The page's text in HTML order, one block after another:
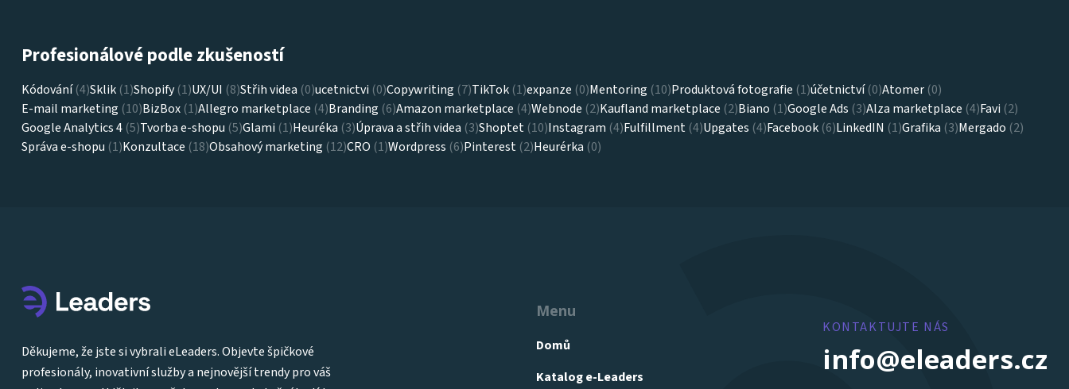
Profesionálové podle zkušeností
Kódování (4)Sklik (1)Shopify (1)UX/UI (8)Střih videa (0)ucetnictvi (0)Copywriting (7)TikTok (1)expanze (0)Mentoring (10)Produktová fotografie (1)účetnictví (0)Atomer (0)
E-mail marketing (10)BizBox (1)Allegro marketplace (4)Branding (6)Amazon marketplace (4)Webnode (2)Kaufland marketplace (2)Biano (1)Google Ads (3)Alza marketplace (4)Favi (2)
Google Analytics 4 (5)Tvorba e-shopu (5)Glami (1)Heuréka (3)Úprava a střih videa (3)Shoptet (10)Instagram (4)Fulfillment (4)Upgates (4)Facebook (6)LinkedIN (1)Grafika (3)Mergado (2)
Správa e-shopu (1)Konzultace (18)Obsahový marketing (12)CRO (1)Wordpress (6)Pinterest (2)Heurérka (0)
Děkujeme, že jste si vybrali eLeaders. Objevte špičkové
profesionály, inovativní služby a nejnovější trendy pro váš
Menu
Domů
Katalog e-Leaders
KONTAKTUJTE NÁS
info@eleaders.cz